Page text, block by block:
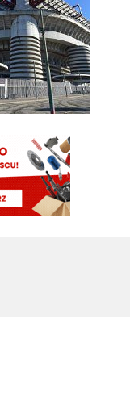
ale na ten
planami a realnymi
to nadal ekipa
za Suning.
a nasi dyrektorzy są w
z pewnością częściowo